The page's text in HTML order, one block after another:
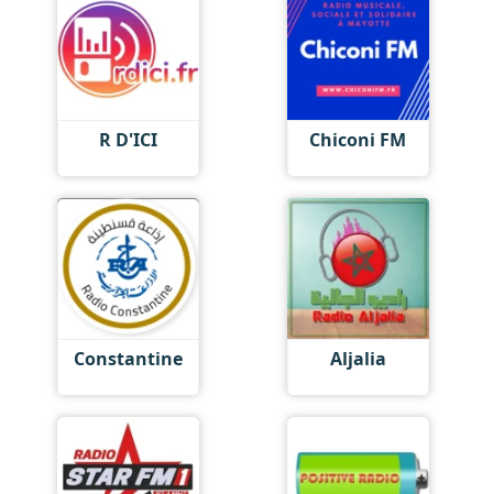
R D'ICI Chiconi FM
Constantine Aljalia